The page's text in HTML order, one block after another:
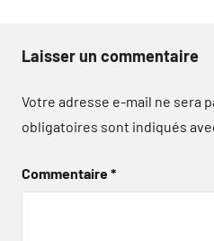
Laisser un commentaire
Votre adresse e-mail ne sera
obligatoires sont indiqués
Commentaire*